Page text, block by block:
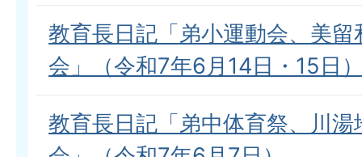
教育長日記「弟小運動会、美
会」（令和7年6月14日・15日
教育長日記「弟中体育祭、川